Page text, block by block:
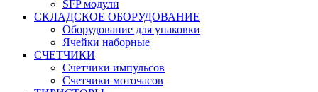
SFP модули
СКЛАДСКОЕ ОБОРУДОВАНИЕ
Оборудование для упаковки
Ячейки наборные
СЧЕТЧИКИ
Счетчики импульсов
Счетчики моточасов